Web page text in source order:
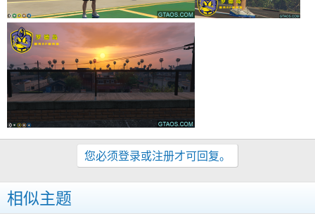
您必须登录或注册才可回复。
相似主题